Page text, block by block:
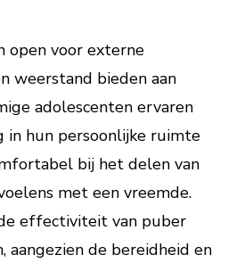
open voor externe
weerstand bieden aan
adolescenten ervaren
in hun persoonlijke ruimte
bij het delen van
met een vreemde.
effectiviteit van puber
aangezien de bereidheid en